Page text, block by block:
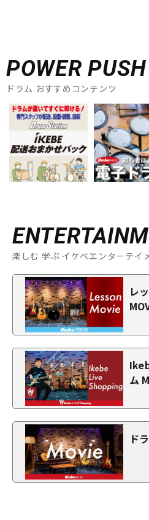
POWER PUSH
ドラム おすすめコンテンツ
楽しむ 学ぶ イケベエンターテイ
レ
ム
ド